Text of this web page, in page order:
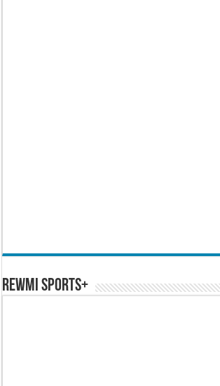
REWMI SPORTS+